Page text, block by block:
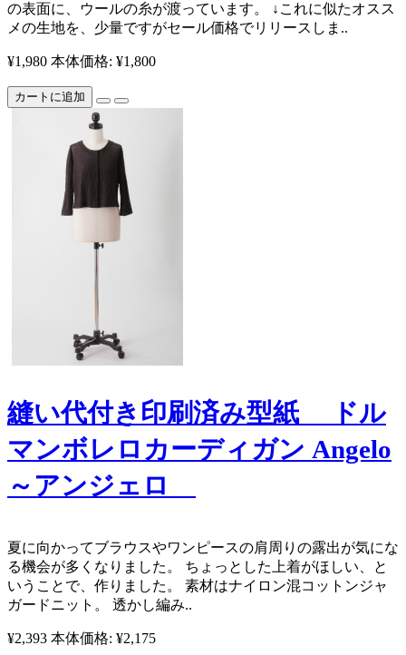
の表面に、ウールの糸が渡っています。 ↓これに似たオスス
メの生地を、少量ですがセール価格でリリースしま..
¥1,980 本体価格: ¥1,800
カートに追加
縫い代付き印刷済み型紙 ドル
マンボレロカーディガン Angelo
～アンジェロ
夏に向かってブラウスやワンピースの肩周りの露出が気にな
る機会が多くなりました。 ちょっとした上着がほしい、と
いうことで、作りました。 素材はナイロン混コットンジャ
ガードニット。 透かし編み..
¥2,393 本体価格: ¥2,175